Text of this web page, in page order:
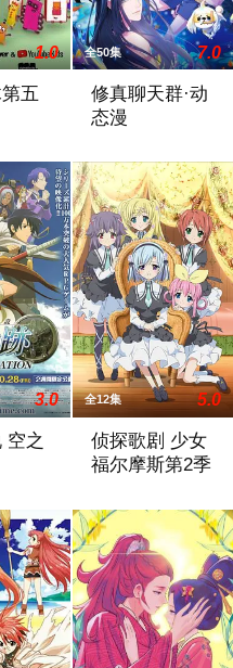
过的皇后贵人数不胜数，个
1.0
五
全50集 7.0
修真聊天群·动
态漫
是冉冉和熊猫兔的爆笑日常
3.0
空之
全12集 5.0
侦探歌剧 少女
福尔摩斯第2季